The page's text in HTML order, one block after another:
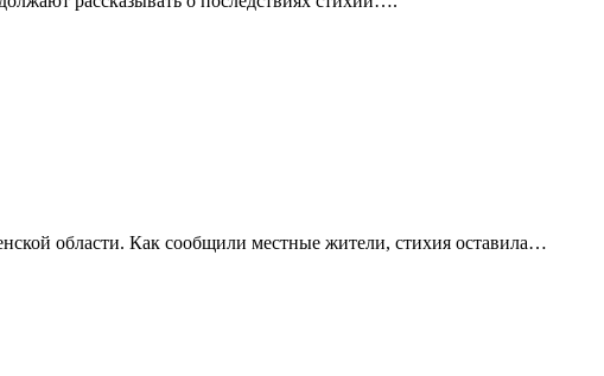
области. Как сообщили местные жители, стихия оставила…